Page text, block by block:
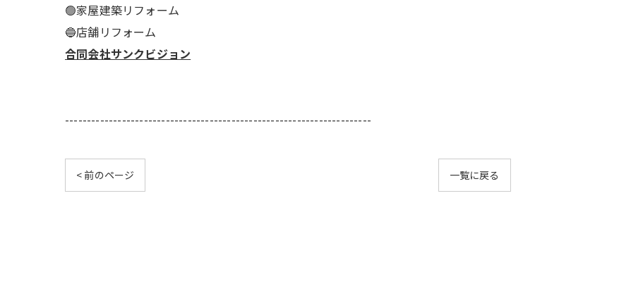
🟢家屋建築リフォーム
🔵店舗リフォーム
合同会社サンクビジョン
----------------------------------------------------------------------
< 前のページ 一覧に戻る